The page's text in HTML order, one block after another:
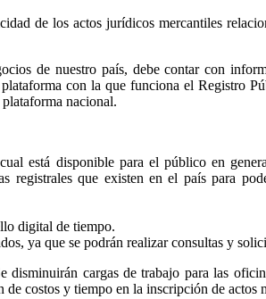
de los actos jurídicos mercantiles
de nuestro país, debe contar con
con la que funciona el Registro
nacional.
está disponible para el público en
que existen en el país para
digital de tiempo.
ya que se podrán realizar consultas y
cargas de trabajo para las
costos y tiempo en la inscripción de actos